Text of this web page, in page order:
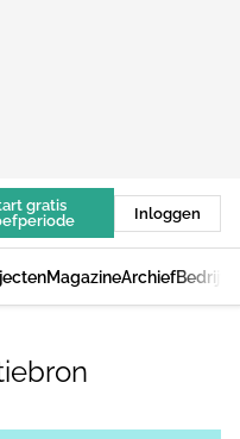
gratis
Inloggen
MagazineArchief